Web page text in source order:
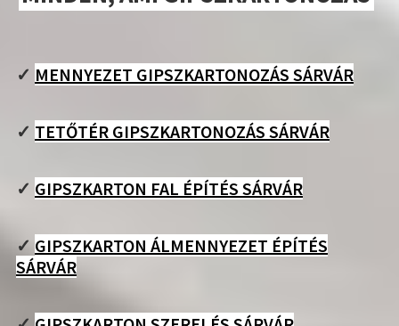
✓ MENNYEZET GIPSZKARTONOZÁS SÁRVÁR
✓ TETŐTÉR GIPSZKARTONOZÁS SÁRVÁR
✓ GIPSZKARTON FAL ÉPÍTÉS SÁRVÁR
✓ GIPSZKARTON ÁLMENNYEZET ÉPÍTÉS
SÁRVÁR